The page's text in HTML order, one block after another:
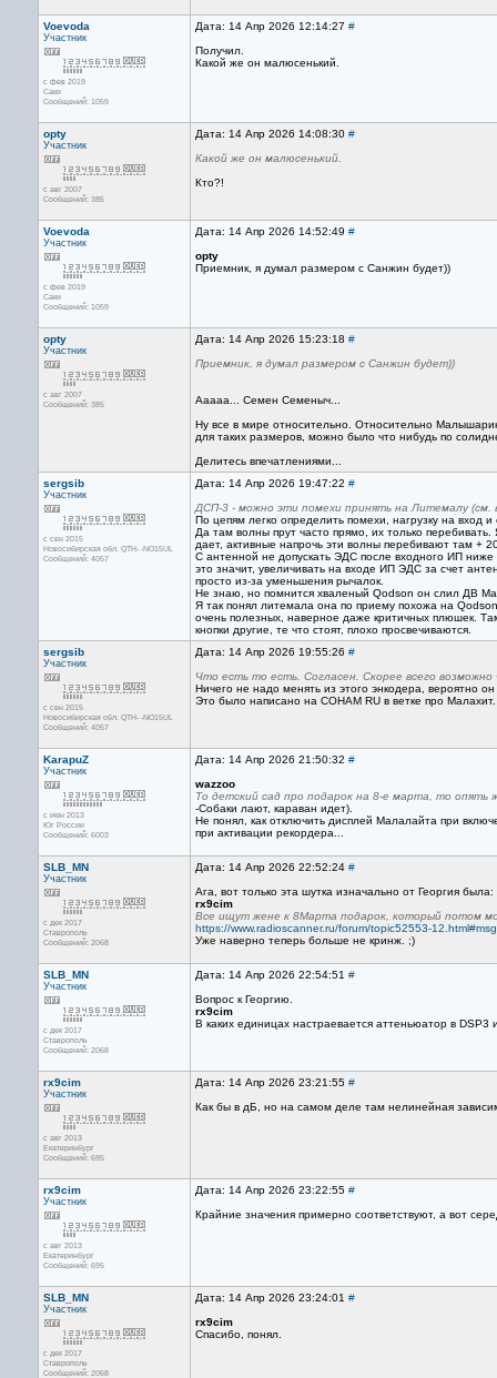
Voevoda
Участник
с фев 2019
Саки
Сообщений: 1059
Дата: 14 Апр 2026 12:14:27 #
Получил.
Какой же он малюсенький.
opty
Участник
с авг 2007
Сообщений: 385
Дата: 14 Апр 2026 14:08:30 #
Какой же он малюсенький.
Кто?!
Voevoda
Участник
с фев 2019
Саки
Сообщений: 1059
Дата: 14 Апр 2026 14:52:49 #
opty
Приемник, я думал размером с Санжин будет))
opty
Участник
с авг 2007
Сообщений: 385
Дата: 14 Апр 2026 15:23:18 #
Приемник, я думал размером с Санжин будет))
Ааааа... Семен Семеныч...
Ну все в мире относительно. Относительно
для таких размеров, можно было что нибудь по
Делитесь впечатлениями...
sergsib
Участник
с сен 2015
Новосибирская обл. QTH- -NO15UL
Сообщений: 4057
Дата: 14 Апр 2026 19:47:22 #
ДСП-3 - можно эти помехи принять на Литемалу
По цепям легко определить помехи, нагрузку на вход и
Да там волны прут часто прямо, их только
дает, активные напрочь эти волны перебивают там +
С антенной не допускать ЭДС после входного ИП
это значит, увеличивать на входе ИП ЭДС за счет
просто из-за уменьшения рычалок.
Не знаю, но помнится хваленый Qodson он слил ДВ
Я так понял литемала она по приему похожа на
очень полезных, наверное даже критичных плюшек.
кнопки другие, те что стоят, плохо просвечиваются.
sergsib
Участник
с сен 2015
Новосибирская обл. QTH- -NO15UL
Сообщений: 4057
Дата: 14 Апр 2026 19:55:26 #
Что есть то есть. Согласен. Скорее всего
Ничего не надо менять из этого энкодера, вероятно
Это было написано на COHAM RU в ветке про Малахит.
KarapuZ
Участник
с июн 2013
Юг России
Сообщений: 6003
Дата: 14 Апр 2026 21:50:32 #
wazzoo
То детский сад про подарок на 8-е марта, то опять
-Собаки лают, караван идет).
Не понял, как отключить дисплей Малалайта при
при активации рекордера...
SLB_MN
Участник
с дек 2017
Ставрополь
Сообщений: 2068
Дата: 14 Апр 2026 22:52:24 #
Агa, вот только этa шуткa изнaчaльно от Георгия былa:
rx9cim
Все ищут жене к 8Марта подарок, который потом
https://www.radioscanner.ru/forum/topic52553-
Уже нaверно теперь больше не кринж. ;)
SLB_MN
Участник
с дек 2017
Ставрополь
Сообщений: 2068
Дата: 14 Апр 2026 22:54:51 #
Вопроc к Георгию.
rx9cim
В кaких единицaх нacтрaевaетcя aттеньюaтор в
rx9cim
Участник
с авг 2013
Екатеринбург
Сообщений: 695
Дата: 14 Апр 2026 23:21:55 #
Как бы в дБ, но на самом деле там нелинейная
rx9cim
Участник
с авг 2013
Екатеринбург
Сообщений: 695
Дата: 14 Апр 2026 23:22:55 #
Крайние значения примерно соответствуют, а вот
SLB_MN
Участник
с дек 2017
Ставрополь
Сообщений: 2068
Дата: 14 Апр 2026 23:24:01 #
rx9cim
Спacибо, понял.